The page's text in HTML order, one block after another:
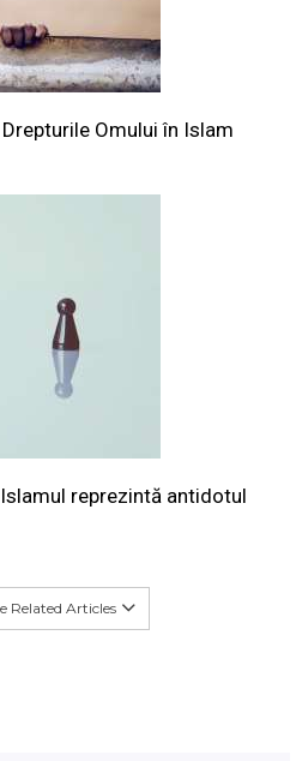
Omului în Islam
reprezintă antidotul
Related Articles